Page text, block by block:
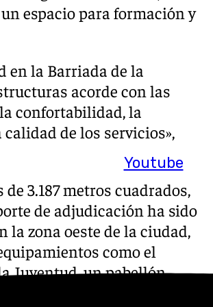
Youtube
espacio para formación y
en la Barriada de la
acorde con las
confortabilidad, la
de los servicios»,
3.187 metros cuadrados,
de adjudicación ha sido
la zona oeste de la ciudad,
como el
Juventud, un pabellón